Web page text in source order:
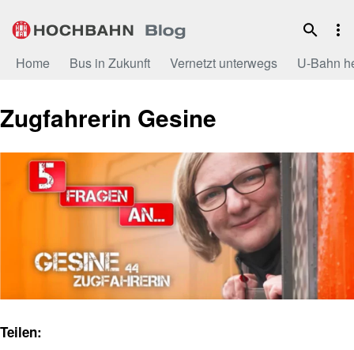
Inhalt
Home Bus in Zukunft Vernetzt unterwegs U-Bahn
Zugfahrerin Gesine
Teilen: